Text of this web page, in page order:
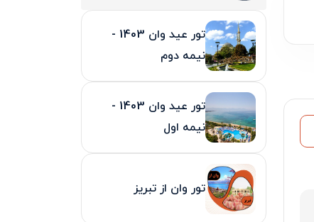
تور عید وان 1403 -
نیمه دوم
تور عید وان 1403 -
نیمه اول
تور وان از تبریز